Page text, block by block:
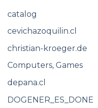
catalog
cevichazoquilin.cl
christian-kroeger.de
Computers, Games
depana.cl
DOGENER_ES_DONE